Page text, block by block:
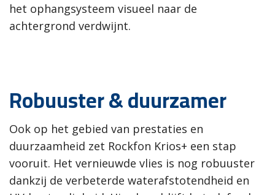
het ophangsysteem visueel naar de
achtergrond verdwijnt.
Robuuster & duurzamer
Ook op het gebied van prestaties en
duurzaamheid zet Rockfon Krios+ een stap
vooruit. Het vernieuwde vlies is nog robuuster
dankzij de verbeterde waterafstotendheid en